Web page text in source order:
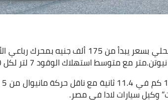
وكيل سيارات لادا في مصر.